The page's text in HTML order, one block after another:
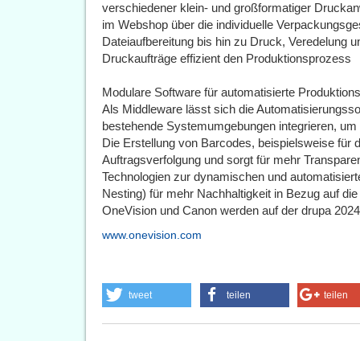
verschiedener klein- und großformatiger
im Webshop über die individuelle
Dateiaufbereitung bis hin zu Druck, Veredelung
Druckaufträge effizient den Produktionsprozess
Modulare Software für automatisierte
Als Middleware lässt sich die
bestehende Systemumgebungen integrieren,
Die Erstellung von Barcodes, beispielsweise für
Auftragsverfolgung und sorgt für mehr
Technologien zur dynamischen und
Nesting) für mehr Nachhaltigkeit in Bezug auf
OneVision und Canon werden auf der drupa
www.onevision.com
tweet teilen teilen